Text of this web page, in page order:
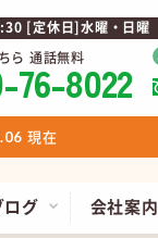
[定休日]水曜・日曜
ら 通話無料
76-8022
ログ 会社案内
現在